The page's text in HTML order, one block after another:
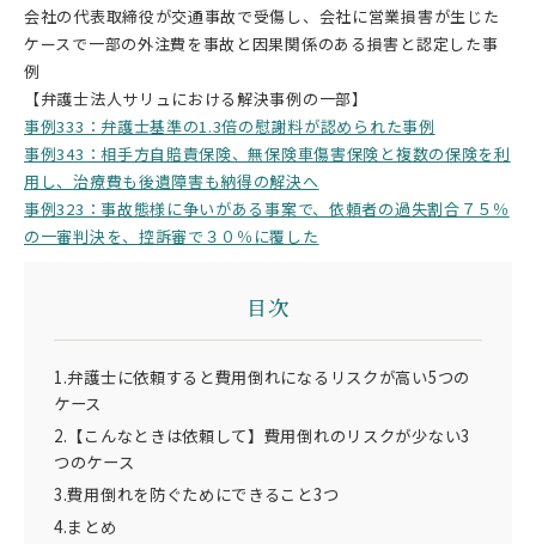
会社の代表取締役が交通事故で受傷し、会社に営業損害が生じた
ケースで一部の外注費を事故と因果関係のある損害と認定した事
例
【弁護士法人サリュにおける解決事例の一部】
事例333：弁護士基準の1.3倍の慰謝料が認められた事例
事例343：相手方自賠責保険、無保険車傷害保険と複数の保険を利
用し、治療費も後遺障害も納得の解決へ
事例323：事故態様に争いがある事案で、依頼者の過失割合７５％
の一審判決を、控訴審で３０％に覆した
目次
1.弁護士に依頼すると費用倒れになるリスクが高い5つの
ケース
2.【こんなときは依頼して】費用倒れのリスクが少ない3
つのケース
3.費用倒れを防ぐためにできること3つ
4.まとめ